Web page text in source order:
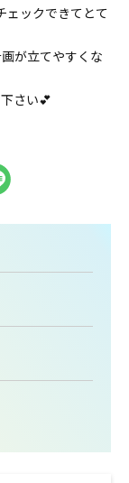
ェックできてとて
が立てやすくな
さい💕